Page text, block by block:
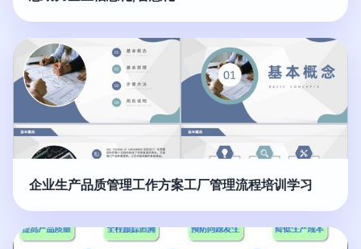
企业生产品质管理工作方案工厂管理流程培训学习